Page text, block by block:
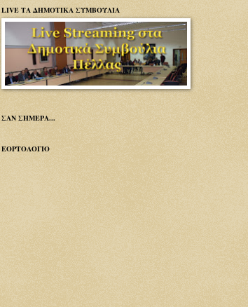
LIVE ΤΑ ΔΗΜΟΤΙΚΑ ΣΥΜΒΟΥΛΙΑ
ΣΑΝ ΣΗΜΕΡΑ...
ΕΟΡΤΟΛΟΓΙΟ